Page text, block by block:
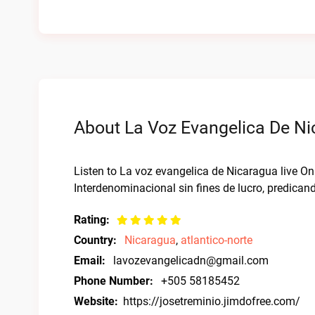
About La Voz Evangelica De
Listen to La voz evangelica de Nicaragua live
Interdenominacional sin fines de lucro,
Rating:
Country:
Nicaragua, atlantico-norte
Email:
lavozevangelicadn@gmail.com
Phone Number:
+505 58185452
Website: https://josetreminio.jimdofree.com/